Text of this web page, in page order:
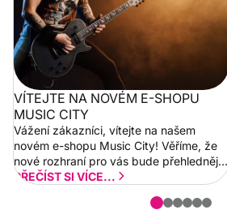
VÍTEJTE NA NOVÉM E-SHOPU
MUSIC CITY
Vážení zákazníci, vítejte na našem
novém e-shopu Music City! Věříme, že
nové rozhraní pro vás bude přehlednější
a rychlejší. Postupně budeme přidávat
PŘEČÍST SI VÍCE...